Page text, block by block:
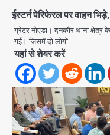
ईस्टर्न पेरिफेरल पर वाहन
ग्रेटर नोएडा। दनकौर थाना
गई। जिसमें दो लोगों…
यहां से शेयर करें